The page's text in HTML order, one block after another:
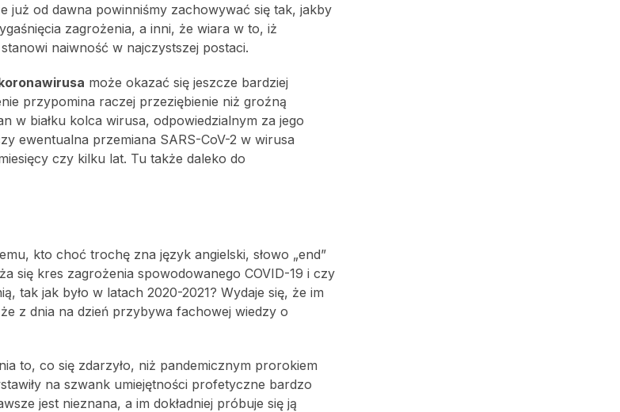
już od dawna powinniśmy zachowywać się tak, jakby
zagrożenia, a inni, że wiara w to, iż
naiwność w najczystszej postaci.
może okazać się jeszcze bardziej
przypomina raczej przeziębienie niż groźną
w białku kolca wirusa, odpowiedzialnym za jego
ewentualna przemiana SARS-CoV-2 w wirusa
czy kilku lat. Tu także daleko do
kto choć trochę zna język angielski, słowo „end”
się kres zagrożenia spowodowanego COVID-19 i czy
tak jak było w latach 2020-2021? Wydaje się, że im
z dnia na dzień przybywa fachowej wiedzy o
to, co się zdarzyło, niż pandemicznym prorokiem
na szwank umiejętności profetyczne bardzo
jest nieznana, a im dokładniej próbuje się ją